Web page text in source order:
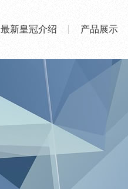
最新皇冠介绍 产品展示